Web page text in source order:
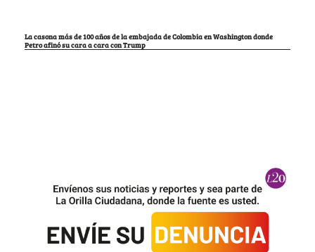
La casona más de 100 años de la embajada de Colombia en Washington donde
Petro afinó su cara a cara con Trump